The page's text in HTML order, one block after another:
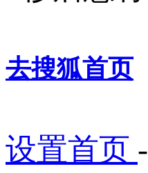
去搜狐首页
设置首页 -